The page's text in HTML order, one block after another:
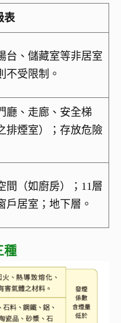
表
台、儲藏室等非居室
不受限制。
廳、走廊、安全梯
排煙室）；存放危險
間（如廚房）；11層
戶居室；地下層。
種